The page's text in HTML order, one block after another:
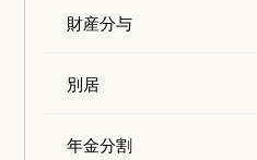
財産分与
別居
年金分割